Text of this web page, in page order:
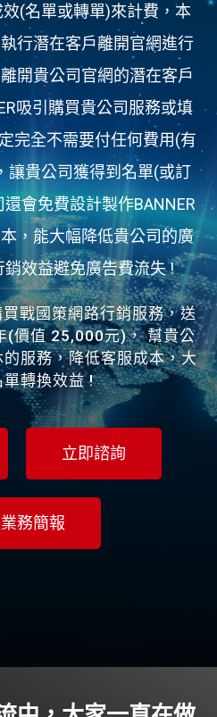
(名單或轉單)來計費，本
行潛在客戶離開官網進行
開貴公司官網的潛在客戶
吸引購買貴公司服務或填
完全不需要付任何費用(有
讓貴公司獲得到名單(或訂
會免費設計製作BANNER
，能大幅降低貴公司的廣
效益避免廣告費流失 !
戰國策網路行銷服務，送
(價值 25,000元)， 幫貴公
服務，降低客服成本，大
單轉換效益 !
立即諮詢
務簡報